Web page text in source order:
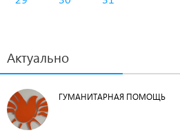
Актуально
ГУМАНИТАРНАЯ ПОМОЩЬ